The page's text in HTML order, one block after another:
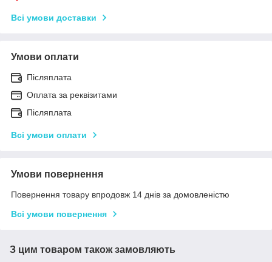
Всі умови доставки
Умови оплати
Післяплата
Оплата за реквізитами
Післяплата
Всі умови оплати
Умови повернення
Повернення товару впродовж 14 днів за домовленістю
Всі умови повернення
З цим товаром також замовляють